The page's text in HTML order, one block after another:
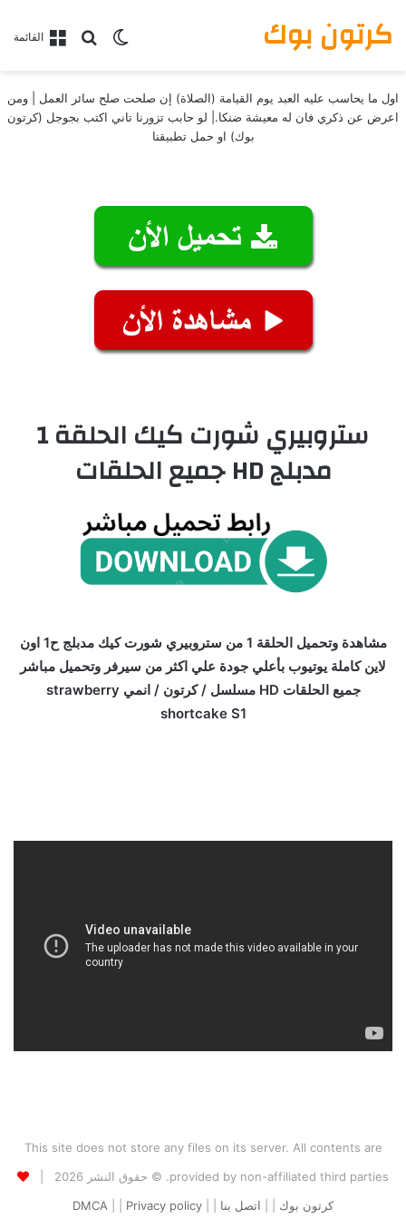
القائمةبحث عن
الوضع المظلم كرتون بوك
اول ما يحاسب عليه العبد يوم القيامة (الصلاة) إن صلحت صلح سائر العمل | ومن
اعرض عن ذكري فان له معيشة ضنكا.| لو حابب تزورنا تاني اكتب بجوجل (كرتون
بوك) او حمل تطبيقنا
ستروبيري شورت كيك الحلقة 1
مدبلج HD جميع الحلقات
مشاهدة وتحميل الحلقة 1 من ستروبيري شورت كيك مدبلج ح1 اون
لاين كاملة يوتيوب بأعلي جودة علي اكثر من سيرفر وتحميل مباشر
جميع الحلقات HD مسلسل / كرتون / انمي strawberry
shortcake S1
This site does not store any files on its server. All contents are
provided by non-affiliated third parties. © حقوق النشر 2026 |
كرتون بوك
اتصل بنا DMCA Privacy policy